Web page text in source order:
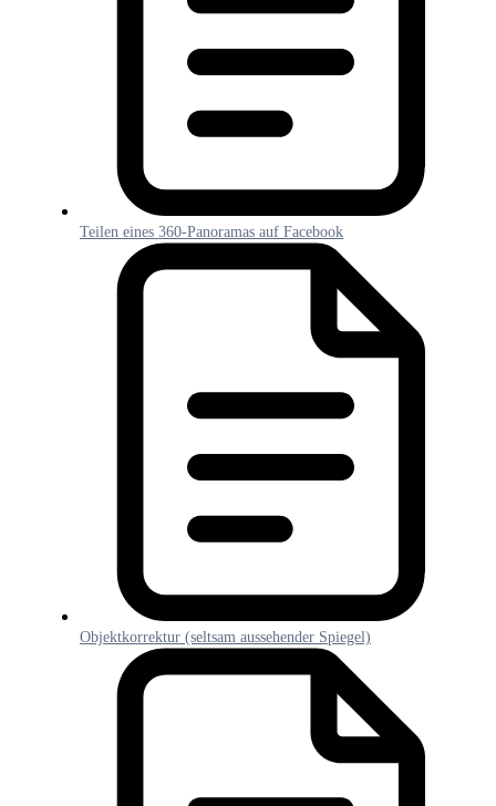
Teilen eines 360-Panoramas auf Facebook
Objektkorrektur (seltsam aussehender Spiegel)